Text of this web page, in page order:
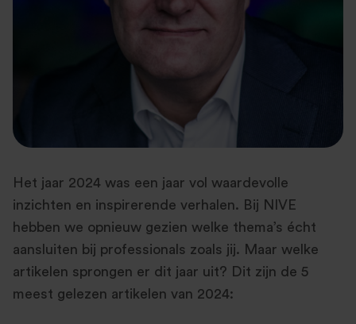
Het jaar 2024 was een jaar vol waardevolle
inzichten en inspirerende verhalen. Bij NIVE
hebben we opnieuw gezien welke thema’s écht
aansluiten bij professionals zoals jij. Maar welke
artikelen sprongen er dit jaar uit? Dit zijn de 5
meest gelezen artikelen van 2024: